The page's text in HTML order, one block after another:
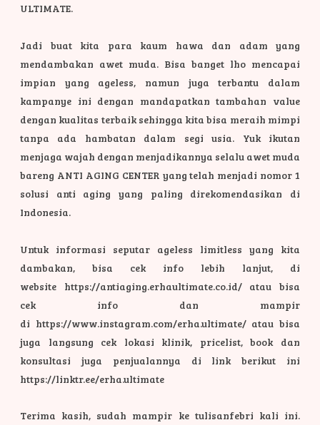
ULTIMATE.
Jadi buat kita para kaum hawa dan adam yang
mendambakan awet muda. Bisa banget lho mencapai
impian yang ageless, namun juga terbantu dalam
kampanye ini dengan mandapatkan tambahan value
dengan kualitas terbaik sehingga kita bisa meraih mimpi
tanpa ada hambatan dalam segi usia. Yuk ikutan
menjaga wajah dengan menjadikannya selalu awet muda
bareng ANTI AGING CENTER yang telah menjadi nomor 1
solusi anti aging yang paling direkomendasikan di
Indonesia.
Untuk informasi seputar ageless limitless yang kita
dambakan, bisa cek info lebih lanjut, di
website https://antiaging.erhaultimate.co.id/ atau bisa
cek info dan mampir
di https://www.instagram.com/erha.ultimate/ atau bisa
juga langsung cek lokasi klinik, pricelist, book dan
konsultasi juga penjualannya di link berikut ini
https://linktr.ee/erha.ultimate
Terima kasih, sudah mampir ke tulisanfebri kali ini.